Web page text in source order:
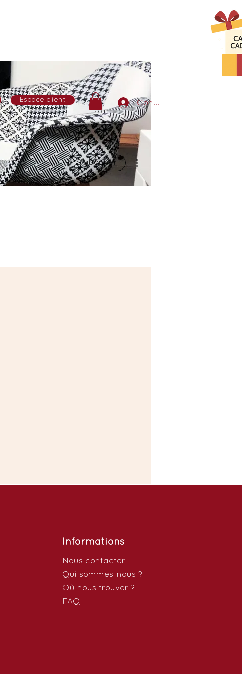
Espace client Connexion
S'abonner
Informations
Nous contacter
Qui sommes-nous ?
Où nous trouver ?
FAQ